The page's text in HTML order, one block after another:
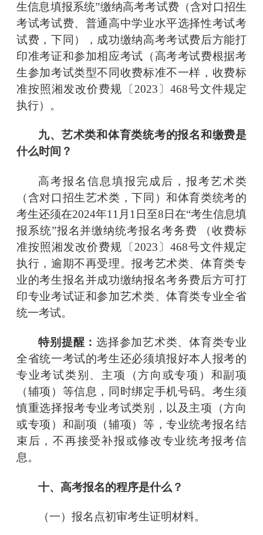
生信息填报系统”缴纳高考考试费（含对口招生
考试考试费、普通高中学业水平选择性考试考
试费，下同），成功缴纳高考考试费后方能打
印准考证和参加相应考试（高考考试费根据考
生参加考试类型不同收费标准不一样，收费标
准按照湘发改价费规〔 2023〕468号文件规定
执行）。
九、艺术类和体育类统考的报名和缴费是
什么时间？
高考报名信息填报完成后，报考艺术类
（含对口招生艺术类，下同）和体育类统考的
考生还须在2024年11月1日至8日在“考生信息填
报系统”报名并缴纳统考报名考务费
（收费标
准按照湘发改价费规〔2023〕468号文件规定
执行，逾期不再受理。报考艺术类、体育类专
业的考生报名并成功缴纳报名考务费后方可打
印专业考试证和参加艺术类、体育类专业全省
统一考试。
特别提醒：选择参加艺术类、体育类专业
全省统一考试的考生还必须填报好本人报考的
专业考试类别、主项（方向或专项）和副项
（辅项）等信息，同时绑定手机号码。考生须
慎重选择报考专业考试类别，以及主项（方向
或专项）和副项（辅项）等，专业统考报名结
束后，不再接受补报或修改专业统考报考信
息。
十、高考报名的程序是什么？
（一）报名点初审考生证明材料。